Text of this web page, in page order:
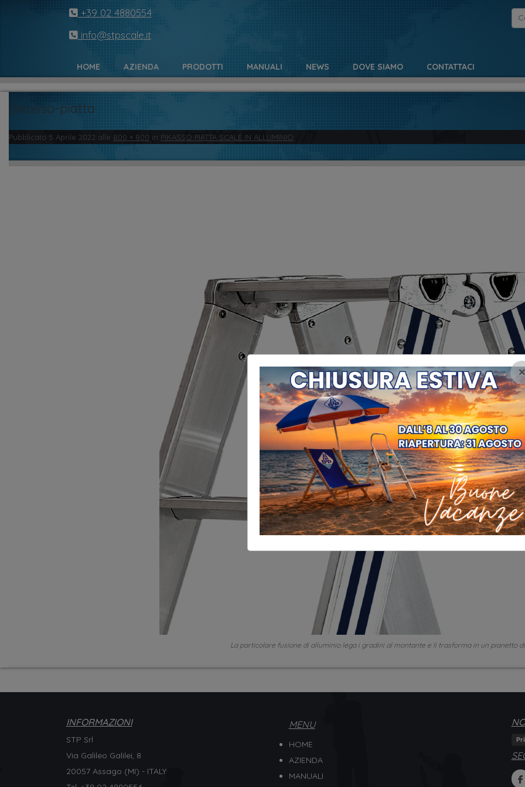
+39 02 4880554
info@stpscale.it
HOME AZIENDA PRODOTTI MANUALI NEWS DOVE SIAMO CONTATTACI
pikasso-piatta
Pubblicato 5 Aprile 2022 alle 800 × 800 in PIKASSO PIATTA SCALE IN ALLUMINIO
La particolare fusione di alluminio lega i gradini al montante e li trasforma in un pianetto
INFORMAZIONI
STP Srl
Via Galileo Galilei, 8
20057 Assago (MI) - ITALY
MENU
HOME
AZIENDA
MANUALI
×